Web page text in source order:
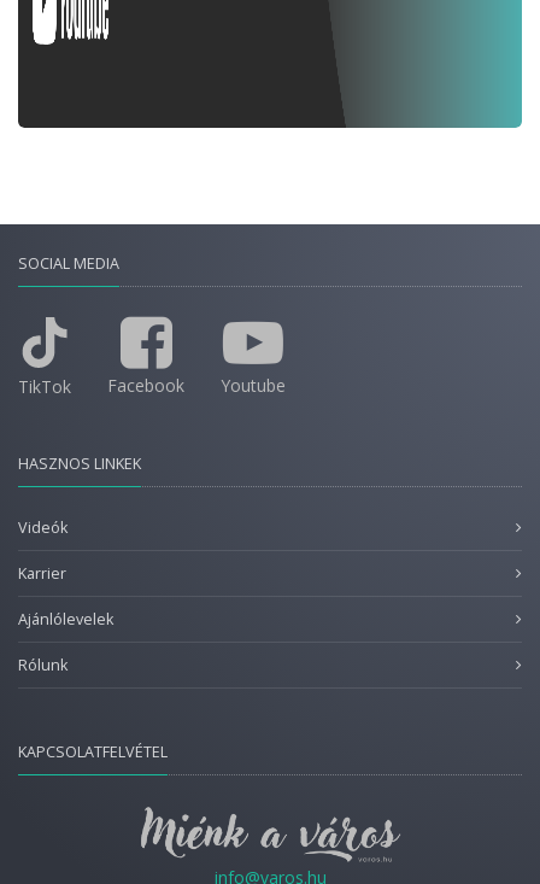
SOCIAL MEDIA
TikTok Facebook Youtube
HASZNOS LINKEK
Videók
Karrier
Ajánlólevelek
Rólunk
KAPCSOLATFELVÉTEL
info@varos.hu